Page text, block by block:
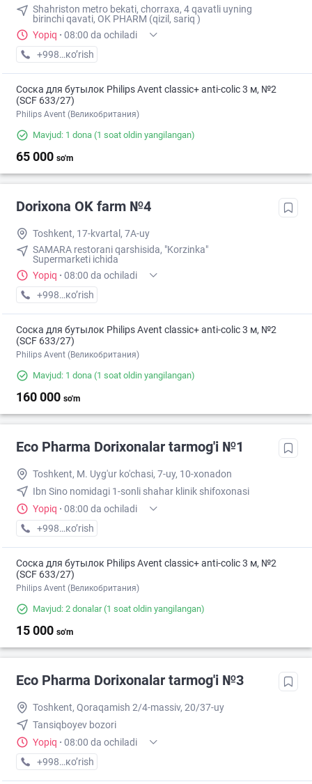
Shahriston metro bekati, chorraxa, 4 qavatli uyning
birinchi qavati, OK PHARM (qizil, sariq )
Yopiq · 08:00 da ochiladi
+998 (90) XXX-XX-XX
кo’rish
Соска для бутылок Philips Avent classic+ anti-colic 3 м, №2
(SCF 633/27)
Philips Avent (Великобритания)
Mavjud: 1 dona (1 soat oldin yangilangan)
65 000 so'm
Dorixona ОK farm №4
Toshkent, 17-kvartal, 7A-uy
SAMARA restorani qarshisida, "Korzinka"
Supermarketi ichida
Yopiq · 08:00 da ochiladi
+998 (90) XXX-XX-XX
кo’rish
Соска для бутылок Philips Avent classic+ anti-colic 3 м, №2
(SCF 633/27)
Philips Avent (Великобритания)
Mavjud: 1 dona (1 soat oldin yangilangan)
160 000 so'm
Eco Pharma Dorixonalar tarmog'i №1
Toshkent, M. Uyg'ur ko'chasi, 7-uy, 10-xonadon
Ibn Sino nomidagi 1-sonli shahar klinik shifoxonasi
Yopiq · 08:00 da ochiladi
+998 (71) XXX-XX-XX
кo’rish
Соска для бутылок Philips Avent classic+ anti-colic 3 м, №2
(SCF 633/27)
Philips Avent (Великобритания)
Mavjud: 2 donalar(1 soat oldin yangilangan)
15 000 so'm
Eco Pharma Dorixonalar tarmog'i №3
Toshkent, Qoraqamish 2/4-massiv, 20/37-uy
Tansiqboyev bozori
Yopiq · 08:00 da ochiladi
+998 (99) XXX-XX-XX
кo’rish